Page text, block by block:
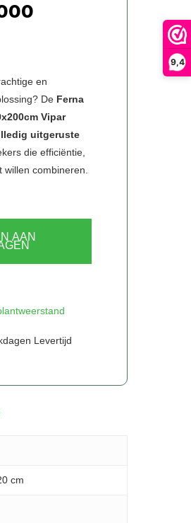
9,4
en
De Ferna
Vipar
uitgeruste
die efficiëntie,
combineren.
AAN
Levertijd
cm